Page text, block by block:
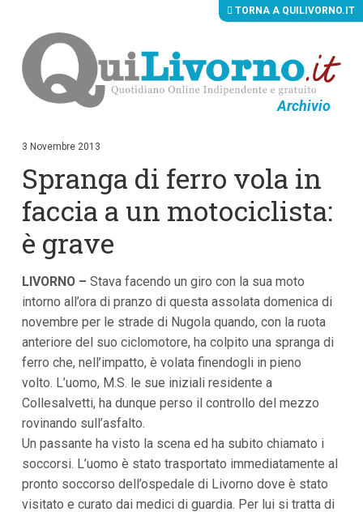
Archivio
i
i
c
n
t
e
n
t
p
r
n
c
p
a
i
V
a
a
l
TORNA A QUILIVORNO.IT
3 Novembre 2013
Spranga di ferro vola in
faccia a un motociclista:
è grave
LIVORNO – Stava facendo un giro con la sua moto
intorno all’ora di pranzo di questa assolata domenica di
novembre per le strade di Nugola quando, con la ruota
anteriore del suo ciclomotore, ha colpito una spranga di
ferro che, nell’impatto, è volata finendogli in pieno
volto. L’uomo, M.S. le sue iniziali residente a
Collesalvetti, ha dunque perso il controllo del mezzo
rovinando sull’asfalto.
Un passante ha visto la scena ed ha subito chiamato i
soccorsi. L’uomo è stato trasportato immediatamente al
pronto soccorso dell’ospedale di Livorno dove è stato
visitato e curato dai medici di guardia. Per lui si tratta di